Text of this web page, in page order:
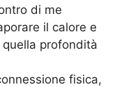
di me
il calore e
profondità
fisica,